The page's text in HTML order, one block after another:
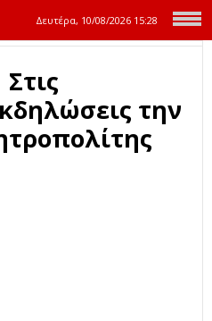
Δευτέρα, 10/08/2026 15:28
την